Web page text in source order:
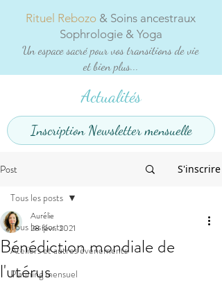
Rituel Rebozo & Soins ancestraux
Sophrologie & Yoga
Un espace sacré pour vos transitions de vie
et bien plus...
Actualités
Inscription Newsletter mensuelle
Post S'inscrire
Tous les posts
Ateliers et autres événements
Planning mensuel
Tous les posts
Bénédiction mondiale de
l'utérus
Aurélie
28 févr. 2021